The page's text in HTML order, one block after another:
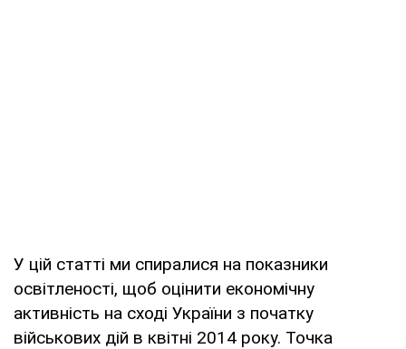
У цій статті ми спиралися на показники
освітленості, щоб оцінити економічну
активність на сході України з початку
військових дій в квітні 2014 року. Точка